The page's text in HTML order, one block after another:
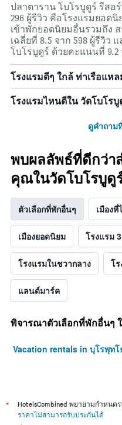
ปลาตาราน โบโรบูดูร์ รีสอ
296 ผู้รีวิว คือโรงแรมยอด
เข้าพักยอดนิยมอื่นรวมถึง
เฉลี่ยที่ 8.5 จาก 598 ผู้รีวิว
โบโรบูดูร์ ด้วยคะแนนที่ 9.2
โรงแรมดีๆ ใกล้ ท่าเรือแห
โรงแรมไหนดีใน วัดโบโรบู
ดูคำถาม
พบผลลัพธ์ที่ดีกว่า
คุณในวัดโบโรบูดู
ตัวเลือกที่พักอื่นๆ เมือง
เมืองยอดนิยม โรงแรม
โรงแรมในชวากลาง โ
แลนด์มาร์ค
พิจารณาตัวเลือกที่พักอื่นๆ
Vacation rentals in บุโรพุทโ
*
HotelsCombined พยายามกำหนด
ราคาไม่สามารถรับประกันได้